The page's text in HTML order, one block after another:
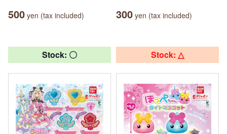
500 yen (tax included) 300 yen (tax included)
Stock: 〇 Stock: △